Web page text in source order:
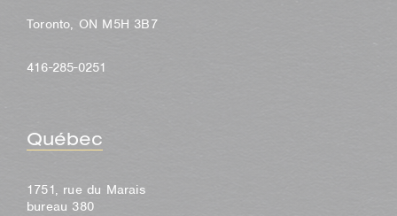
Toronto, ON M5H 3B7
416-285-0251
Québec
1751, rue du Marais
bureau 380